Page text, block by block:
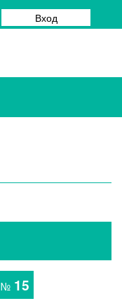
Вход
№ 15